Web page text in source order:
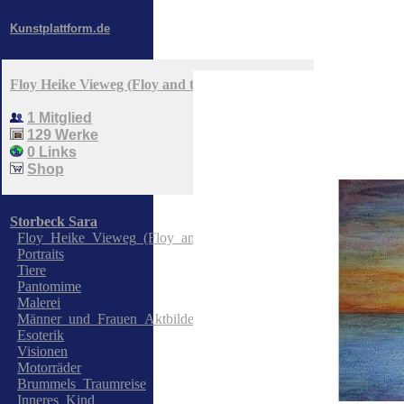
Kunstplattform.de
Floy Heike Vieweg (Floy and the Messengers)
1 Mitglied
129 Werke
0 Links
Shop
Storbeck Sara
Floy_Heike_Vieweg_(Floy_and_the_Messengers)
Portraits
Tiere
Pantomime
Malerei
Männer_und_Frauen_Aktbilder
Esoterik
Visionen
Motorräder
Brummels_Traumreise
Inneres_Kind